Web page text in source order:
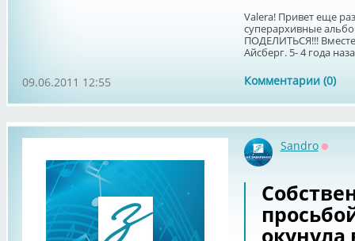
Valera! Привет еще
суперархивные
ПОДЕЛИТЬСЯ!!!
Айсберг. 5- 4 года
Комментарии (0)
09.06.2011 12:55
Sandro